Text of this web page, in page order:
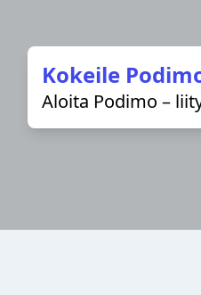
Kokeile
Aloita Podimo –